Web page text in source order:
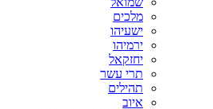
מלכים
ישעיהו
ירמיהו
יחזקאל
תרי עשר
תהילים
איוב